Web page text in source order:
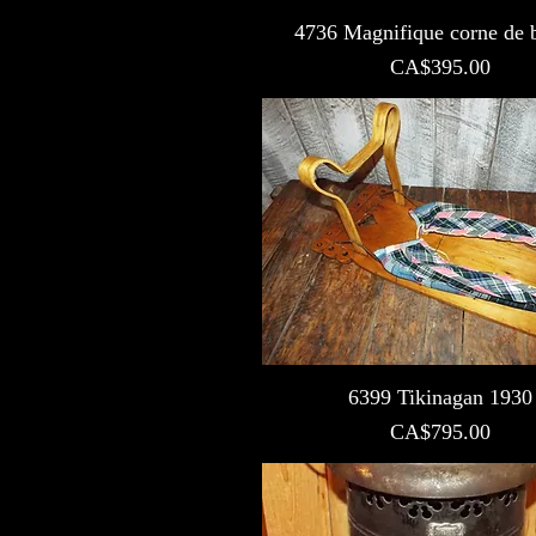
4736 Magnifique corne de
Prix
CA$395.00
6399 Tikinagan 1930
Prix
CA$795.00